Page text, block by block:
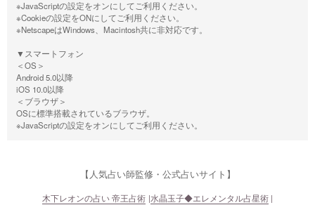
※JavaScriptの設定をオンにしてご利用ください。
※Cookieの設定をONにしてご利用ください。
※NetscapeはWindows、Macintosh共に非対応です。
▼スマートフォン
＜OS＞
Android 5.0以降
iOS 10.0以降
＜ブラウザ＞
OSに標準搭載されているブラウザ。
※JavaScriptの設定をオンにしてご利用ください。
【人気占い師監修・公式占いサイト】
木下レオンの占い 帝王占術 水晶玉子◆エレメンタル占星術